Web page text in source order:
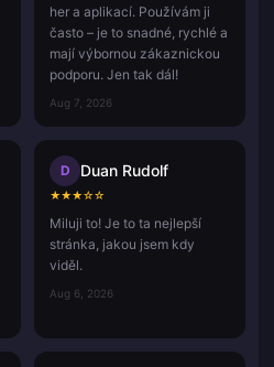
her a aplikací. Používám ji
často – je to snadné, rychlé a
mají výbornou zákaznickou
podporu. Jen tak dál!
Aug 7, 2026
D Duan Rudolf
★★★☆☆
Miluji to! Je to ta nejlepší
stránka, jakou jsem kdy
viděl.
Aug 6, 2026